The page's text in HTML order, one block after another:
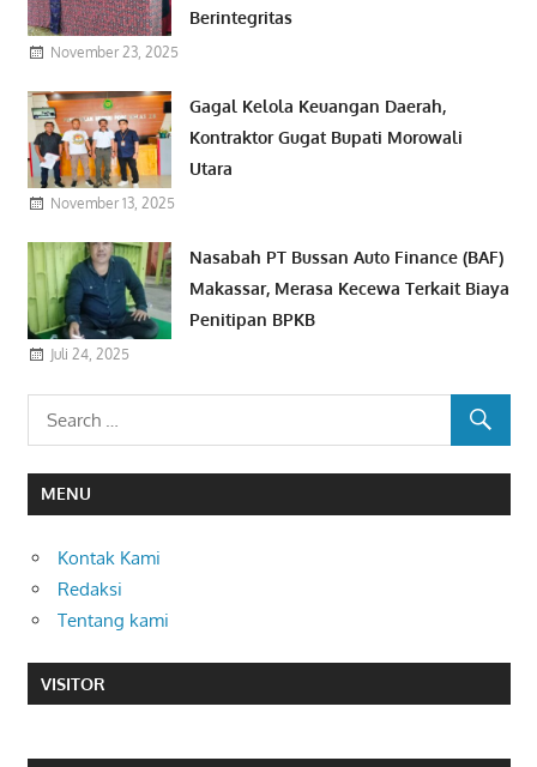
Berintegritas
November 23, 2025
Gagal Kelola Keuangan Daerah,
Kontraktor Gugat Bupati Morowali
Utara
November 13, 2025
Nasabah PT Bussan Auto Finance (BAF)
Makassar, Merasa Kecewa Terkait Biaya
Penitipan BPKB
Juli 24, 2025
MENU
Kontak Kami
Redaksi
Tentang kami
VISITOR